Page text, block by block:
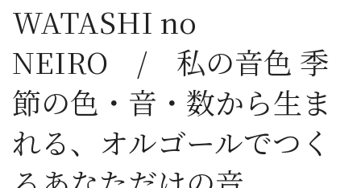
WATASHI no
NEIRO / 私の音色 季
節の色・音・数から生ま
れる、オルゴールでつく